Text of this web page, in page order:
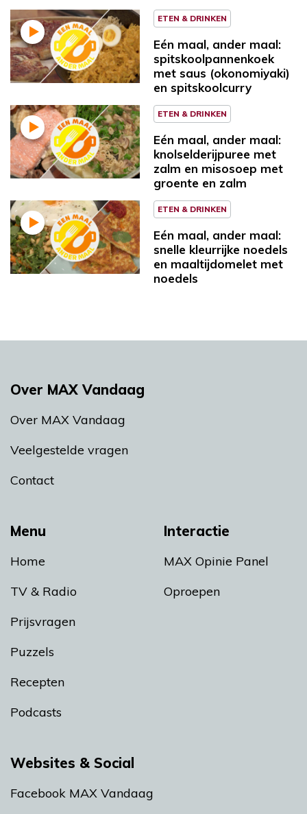
ETEN & DRINKEN
Eén maal, ander maal:
spitskoolpannenkoek
met saus (okonomiyaki)
en spitskoolcurry
ETEN & DRINKEN
Eén maal, ander maal:
knolselderijpuree met
zalm en misosoep met
groente en zalm
ETEN & DRINKEN
Eén maal, ander maal:
snelle kleurrijke noedels
en maaltijdomelet met
noedels
Menu
Home
TV & Radio
Prijsvragen
Puzzels
Recepten
Podcasts
Interactie
MAX Opinie Panel
Oproepen
Over MAX Vandaag
Over MAX Vandaag
Veelgestelde vragen
Contact
Websites & Social
Facebook MAX Vandaag